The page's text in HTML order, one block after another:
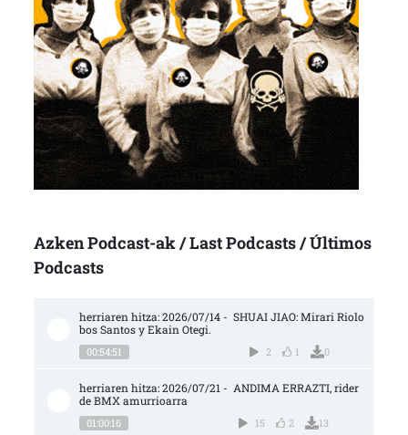
Azken Podcast-ak / Last Podcasts / Últimos
Podcasts
herriaren hitza: 2026/07/14 -  SHUAI JIAO: Mirari Riolo
bos Santos y Ekain Otegi.
00:54:51 2 1 0
herriaren hitza: 2026/07/21 -  ANDIMA ERRAZTI, rider
de BMX amurrioarra
01:00:16 15 2 13